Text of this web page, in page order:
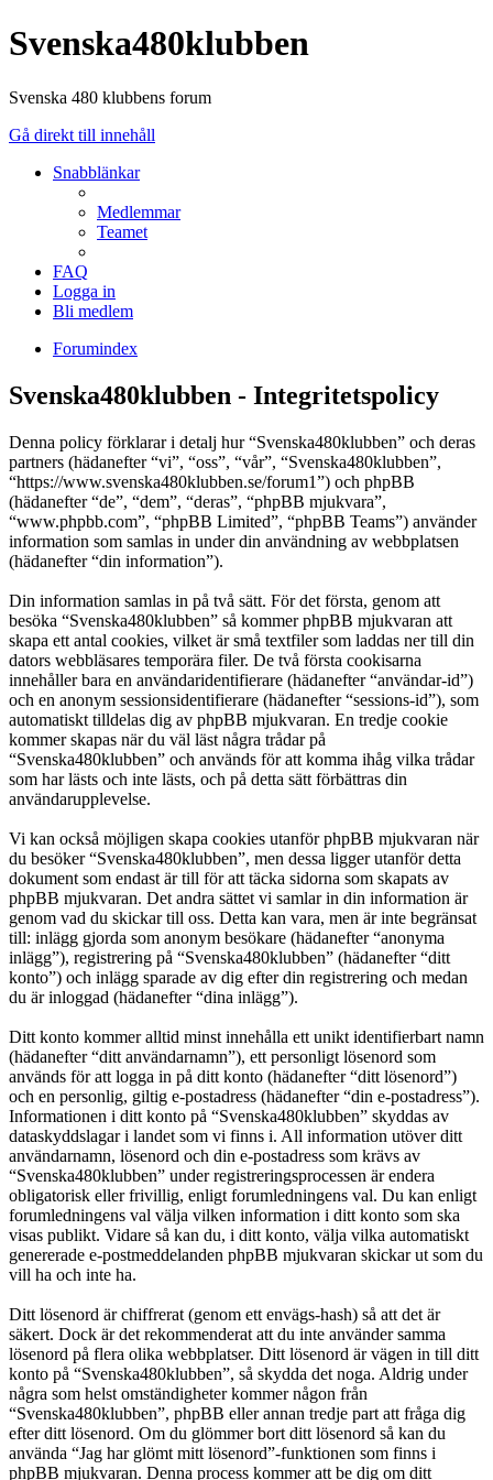
Svenska480klubben
Svenska 480 klubbens forum
Gå direkt till innehåll
Snabblänkar
Medlemmar
Teamet
FAQ
Logga in
Bli medlem
Forumindex
Svenska480klubben - Integritetspolicy
Denna policy förklarar i detalj hur “Svenska480klubben” och deras
partners (hädanefter “vi”, “oss”, “vår”, “Svenska480klubben”,
“https://www.svenska480klubben.se/forum1”) och phpBB
(hädanefter “de”, “dem”, “deras”, “phpBB mjukvara”,
“www.phpbb.com”, “phpBB Limited”, “phpBB Teams”) använder
information som samlas in under din användning av webbplatsen
(hädanefter “din information”).
Din information samlas in på två sätt. För det första, genom att
besöka “Svenska480klubben” så kommer phpBB mjukvaran att
skapa ett antal cookies, vilket är små textfiler som laddas ner till din
dators webbläsares temporära filer. De två första cookisarna
innehåller bara en användaridentifierare (hädanefter “användar-id”)
och en anonym sessionsidentifierare (hädanefter “sessions-id”), som
automatiskt tilldelas dig av phpBB mjukvaran. En tredje cookie
kommer skapas när du väl läst några trådar på
“Svenska480klubben” och används för att komma ihåg vilka trådar
som har lästs och inte lästs, och på detta sätt förbättras din
användarupplevelse.
Vi kan också möjligen skapa cookies utanför phpBB mjukvaran när
du besöker “Svenska480klubben”, men dessa ligger utanför detta
dokument som endast är till för att täcka sidorna som skapats av
phpBB mjukvaran. Det andra sättet vi samlar in din information är
genom vad du skickar till oss. Detta kan vara, men är inte begränsat
till: inlägg gjorda som anonym besökare (hädanefter “anonyma
inlägg”), registrering på “Svenska480klubben” (hädanefter “ditt
konto”) och inlägg sparade av dig efter din registrering och medan
du är inloggad (hädanefter “dina inlägg”).
Ditt konto kommer alltid minst innehålla ett unikt identifierbart namn
(hädanefter “ditt användarnamn”), ett personligt lösenord som
används för att logga in på ditt konto (hädanefter “ditt lösenord”)
och en personlig, giltig e-postadress (hädanefter “din e-postadress”).
Informationen i ditt konto på “Svenska480klubben” skyddas av
dataskyddslagar i landet som vi finns i. All information utöver ditt
användarnamn, lösenord och din e-postadress som krävs av
“Svenska480klubben” under registreringsprocessen är endera
obligatorisk eller frivillig, enligt forumledningens val. Du kan enligt
forumledningens val välja vilken information i ditt konto som ska
visas publikt. Vidare så kan du, i ditt konto, välja vilka automatiskt
genererade e-postmeddelanden phpBB mjukvaran skickar ut som du
vill ha och inte ha.
Ditt lösenord är chiffrerat (genom ett envägs-hash) så att det är
säkert. Dock är det rekommenderat att du inte använder samma
lösenord på flera olika webbplatser. Ditt lösenord är vägen in till ditt
konto på “Svenska480klubben”, så skydda det noga. Aldrig under
några som helst omständigheter kommer någon från
“Svenska480klubben”, phpBB eller annan tredje part att fråga dig
efter ditt lösenord. Om du glömmer bort ditt lösenord så kan du
använda “Jag har glömt mitt lösenord”-funktionen som finns i
phpBB mjukvaran. Denna process kommer att be dig om ditt